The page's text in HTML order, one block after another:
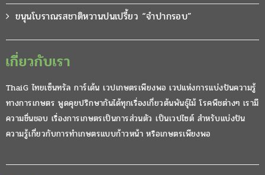
ขนุนโบราณรสชาติหวานปนเปรี้ยว “จำปากรอบ”
เกี่ยวกับเรา
ThaiG ไทยเซ็นทรัล การ์เด้น เวปเกษตรเพียงพอ เวปแห่งการแบ่งปันความรู้
ทางการเกษตร พูดคุยปรึกษากันได้ทุกเรื่องเกี่ยวต้นพันธุ์ไม้ โรคพืชต่างๆ เรามี
ความชื่นชอบ เรื่องการเกษตรเป็นการส่วนตัว เป็นเวปไซต์ สำหรับแบ่งปัน
ความรู้เกี่ยวกับการทำเกษตรแบบก้าวหน้า หรือเกษตรเพียงพอ